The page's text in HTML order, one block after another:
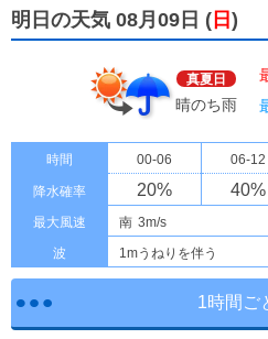
明日の天気 08月09日 ( 日 )
真夏日
晴のち雨
時間 00-06 06-12
降水確率 20% 40%
最大風速 南 3m/s
波
1mうねりを伴う
1時間ご